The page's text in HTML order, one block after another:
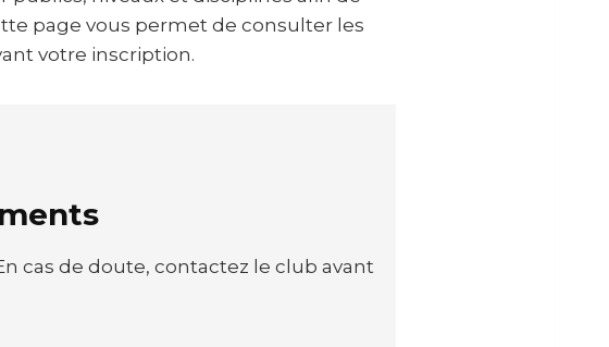
page vous permet de consulter les
votre inscription.
cas de doute, contactez le club avant